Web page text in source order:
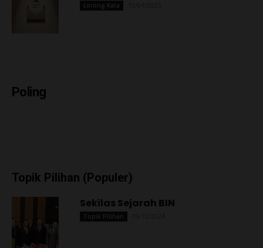
Lorong Kata
Poling
Topik Pilihan (Populer)
Sekilas Sejarah BIN
Topik Pilihan